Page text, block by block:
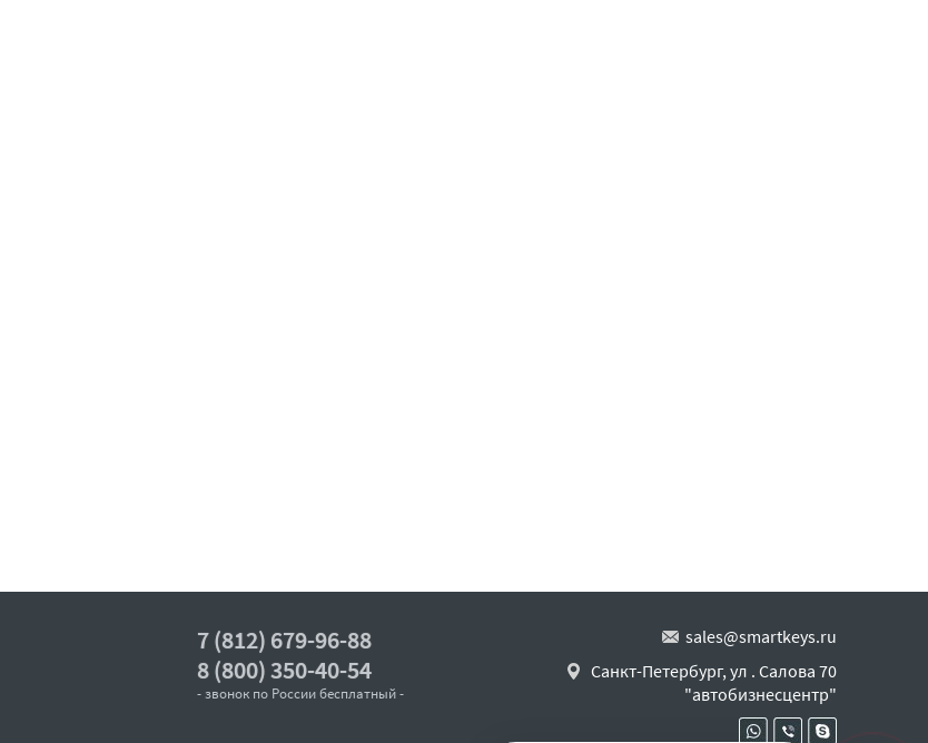
7 (812) 679-96-88
8 (800) 350-40-54
- звонок по России бесплатный -
sales@smartkeys.ru
Санкт-Петербург, ул . Салова 70
"автобизнесцентр"